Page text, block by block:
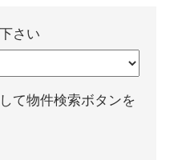
さい
て物件検索ボタンを